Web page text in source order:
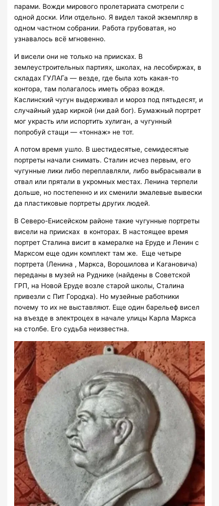
парами. Вожди мирового пролетариата смотрели с
одной доски. Или отдельно. Я видел такой экземпляр в
одном частном собрании. Работа грубоватая, но
узнавалось всё мгновенно.
И висели они не только на приисках. В
землеустроительных партиях, школах, на лесобиржах, в
складах ГУЛАГа — везде, где была хоть какая-то
контора, там полагалось иметь образ вождя.
Каслинский чугун выдерживал и мороз под пятьдесят, и
случайный удар киркой (ни дай бог). Бумажный портрет
мог украсть или испортить хулиган, а чугунный
попробуй стащи — «тоннаж» не тот.
А потом время ушло. В шестидесятые, семидесятые
портреты начали снимать. Сталин исчез первым, его
чугунные лики либо переплавляли, либо выбрасывали в
отвал или прятали в укромных местах. Ленина терпели
дольше, но постепенно и их сменили эмалевые вывески
да пластиковые портреты других людей.
В Северо-Енисейском районе такие чугунные портреты
висели на приисках в конторах. В настоящее время
портрет Сталина висит в камералке на Еруде и Ленин с
Марксом еще один комплект там же. Еще четыре
портрета (Ленина , Маркса, Ворошилова и Кагановича)
переданы в музей на Руднике (найдены в Советской
ГРП, на Новой Еруде возле старой школы, Сталина
привезли с Пит Городка). Но музейные работники
почему то их не выставляют. Еще один барельеф висел
на въезде в электроцех в начале улицы Карла Маркса
на столбе. Его судьба неизвестна.